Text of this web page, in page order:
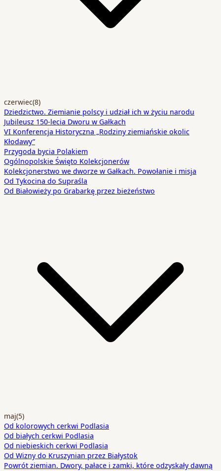
czerwiec(8)
Dziedzictwo. Ziemianie polscy i udział ich w życiu narodu
Jubileusz 150-lecia Dworu w Gałkach
VI Konferencja Historyczna „Rodziny ziemiańskie okolic
Kłodawy”
Przygoda bycia Polakiem
Ogólnopolskie Święto Kolekcjonerów
Kolekcjonerstwo we dworze w Gałkach. Powołanie i misja
Od Tykocina do Supraśla
Od Białowieży po Grabarkę przez bieżeństwo
maj(5)
Od kolorowych cerkwi Podlasia
Od białych cerkwi Podlasia
Od niebieskich cerkwi Podlasia
Od Wizny do Kruszynian przez Białystok
Powrót ziemian. Dwory, pałace i zamki, które odzyskały dawną